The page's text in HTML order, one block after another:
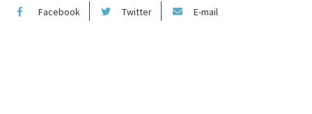
Facebook Twitter E-mail